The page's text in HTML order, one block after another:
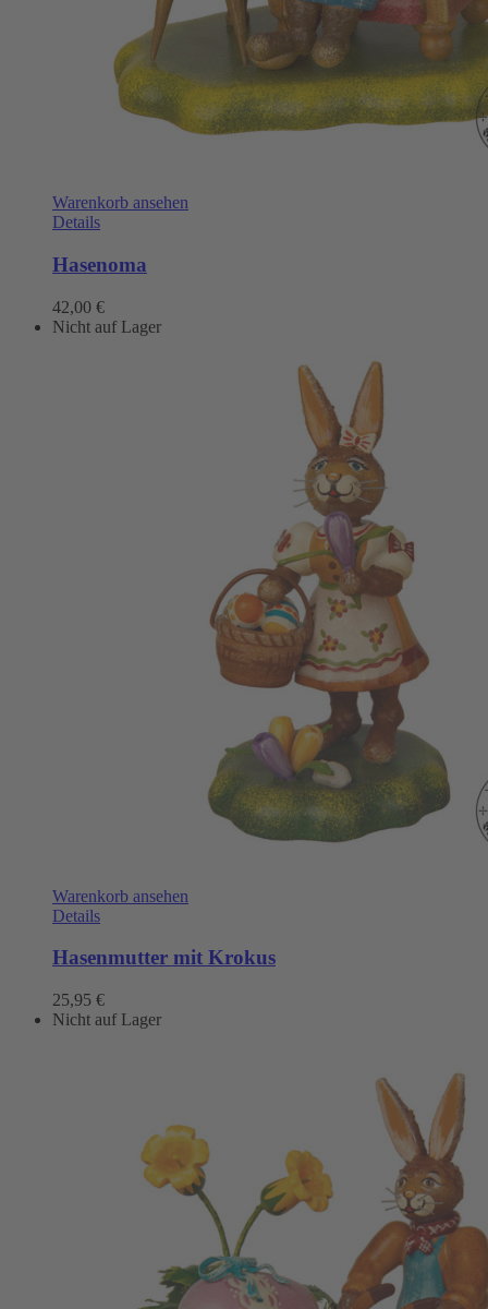
Warenkorb ansehen
Details
Hasenoma
42,00 €
Nicht auf Lager
Warenkorb ansehen
Details
Hasenmutter mit Krokus
25,95 €
Nicht auf Lager